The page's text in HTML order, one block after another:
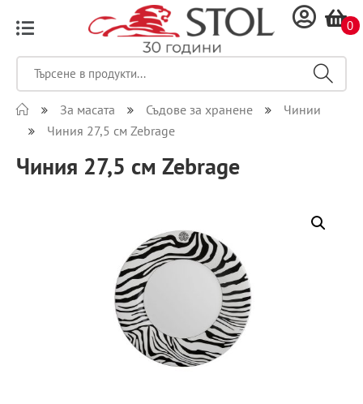
0
За масата Съдове за хранене
Чинии
Чиния 27,5 см Zebrage
Чиния 27,5 см Zebrage